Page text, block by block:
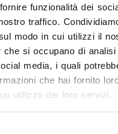
funzionalità dei
traffico.
modo in cui utilizzi il
che si occupano di
media, i quali
che hai fornito
utilizzo dei loro servizi.